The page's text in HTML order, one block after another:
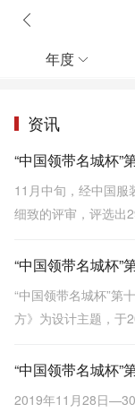
年度 
资讯
11月中旬，经中国服
细致的评审，评选出
奖3名、优秀奖22名。
“中国领带名城杯”第
方》为设计主题，于
本与香港地区的作品
2019年11月28日